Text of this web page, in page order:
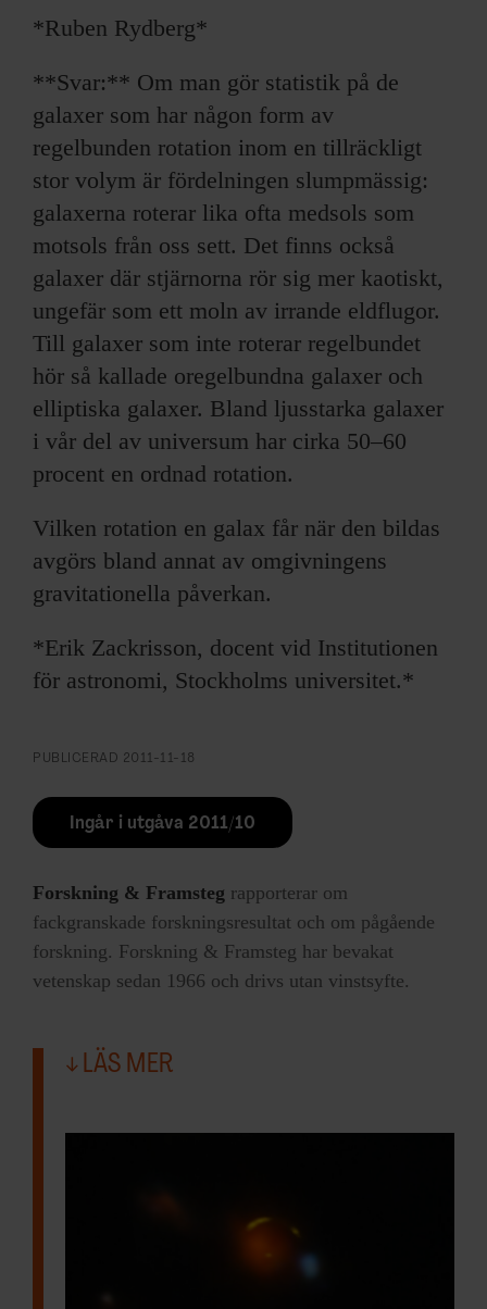
SHOP
KONTAKTA F&F
SKRIV I F&F
PRENUMERERA PÅ F&F
ANNONSERA I F&F
OM F&F
*Ruben Rydberg*
**Svar:** Om man gör statistik på de
galaxer som har någon form av
regelbunden rotation inom en tillräckligt
stor volym är fördelningen slumpmässig:
galaxerna roterar lika ofta medsols som
motsols från oss sett. Det finns också
galaxer där stjärnorna rör sig mer kaotiskt,
ungefär som ett moln av irrande eldflugor.
Till galaxer som inte roterar regelbundet
hör så kallade oregelbundna galaxer och
elliptiska galaxer. Bland ljusstarka galaxer
i vår del av universum har cirka 50–60
procent en ordnad rotation.
Vilken rotation en galax får när den bildas
avgörs bland annat av omgivningens
gravitationella påverkan.
*Erik Zackrisson, docent vid Institutionen
för astronomi, Stockholms universitet.*
PUBLICERAD 2011-11-18
Ingår i utgåva 2011/10
Forskning & Framsteg rapporterar om
fackgranskade forskningsresultat och om pågående
forskning. Forskning & Framsteg har bevakat
vetenskap sedan 1966 och drivs utan vinstsyfte.
LÄS MER